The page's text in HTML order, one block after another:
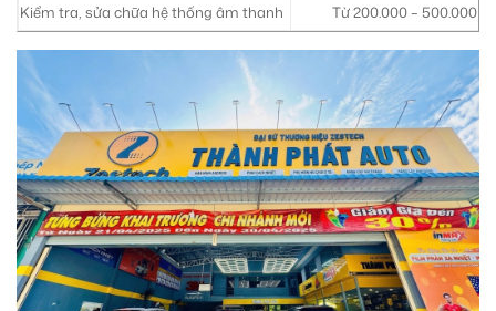
Kiểm tra, sửa chữa hệ thống âm thanh
Từ 200.000 – 500.000